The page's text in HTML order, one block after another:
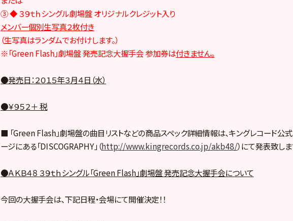
③ ◆ ３９ｔｈシングル劇場盤 オリジナルクレジット入り
メンバー個別生写真２枚付き
（生写真はランダムでお付けします。）
※「Green Flash」劇場盤 発売記念大握手会 参加券は付きません。
●発売日：２０１５年３月４日（水）
●￥９５２＋ 税
■ 「Green Flash」劇場盤の曲目リストなどの商品スペック詳細情報は、キングレコード公式
ージにある「DISCOGRAPHY」（http://www.kingrecords.co.jp/akb48/）にて発表致しま
●ＡＫＢ４８ ３９ｔｈシングル「Green Flash」劇場盤 発売記念大握手会について
今回の大握手会は、下記日程・会場にて開催決定！！